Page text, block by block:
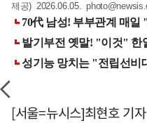
제공) 2026.06.05.
[서울=뉴시스]최현호 기